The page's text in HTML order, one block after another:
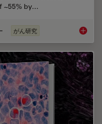
~55% by…
がん研究